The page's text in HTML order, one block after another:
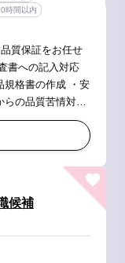
時間以内
質保証をお任せ
規格書の作成 ・安
らの品質苦情対応
候補